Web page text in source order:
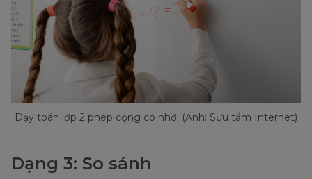
Dạy toán lớp 2 phép cộng có nhớ. (Ảnh: Sưu tầm Internet)
Dạng 3: So sánh